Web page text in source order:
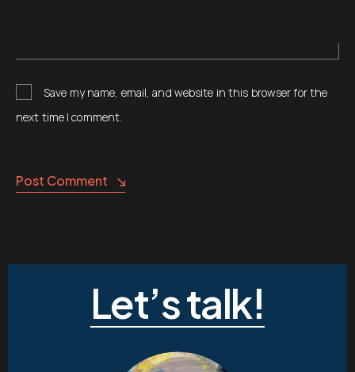
Save my name, email, and website in this browser for the
next time I comment.
Post Comment
Let’s talk!